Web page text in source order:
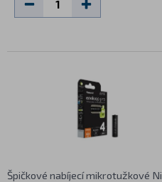
Špičkové nabíjecí mikrotužkové